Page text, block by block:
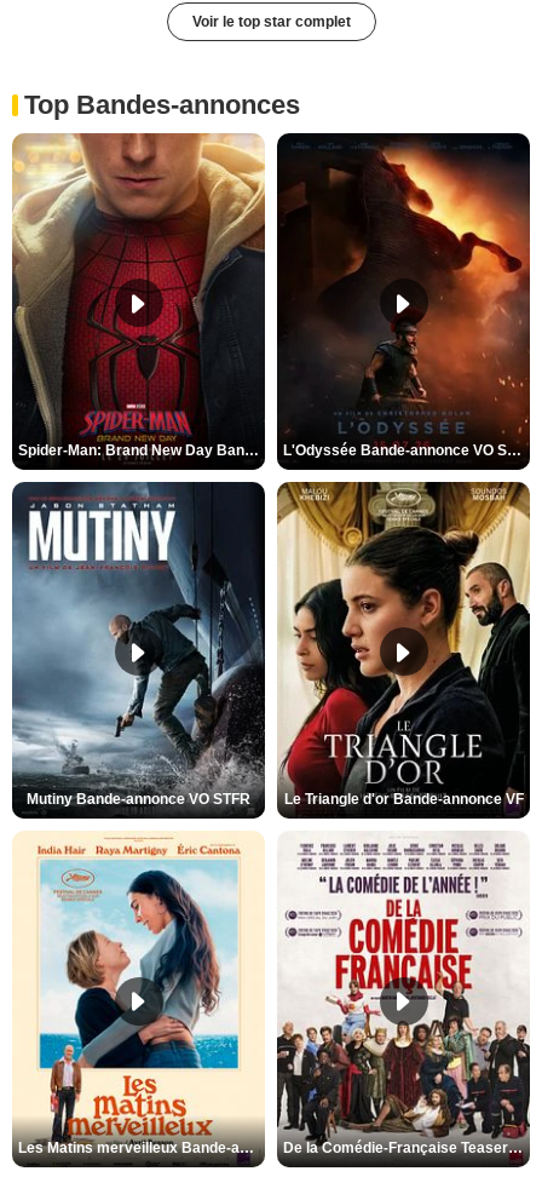
Voir le top star complet
Top Bandes-annonces
Spider-Man: Brand New Day Bande-annonce VO STFR L'Odyssée Bande-annonce VO STFR
Mutiny Bande-annonce VO STFR Le Triangle d'or Bande-annonce VF
Les Matins merveilleux Bande-annonce VF De la Comédie-Française Teaser VF